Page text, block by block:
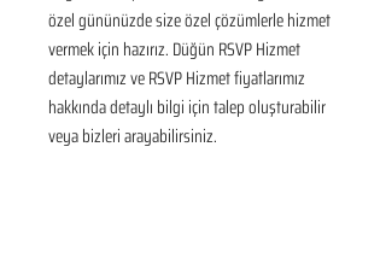
özel gününüzde size özel çözümlerle hizmet
vermek için hazırız. Düğün RSVP Hizmet
detaylarımız ve RSVP Hizmet fiyatlarımız
hakkında detaylı bilgi için talep oluşturabilir
veya bizleri arayabilirsiniz.